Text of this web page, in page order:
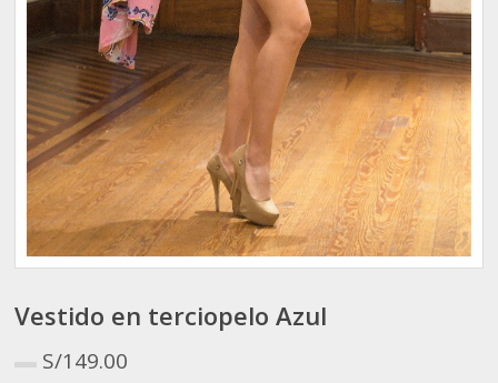
Vestido en terciopelo Azul
S/149.00